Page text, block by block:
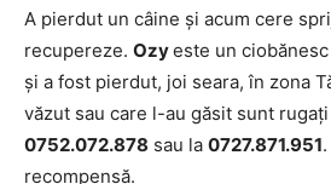
A pierdut un câine şi acum cere
recupereze. Ozyeste un
şi a fost pierdut, joi seara, în zona
văzut sau care l-au găsit sunt
0752.072.878 sau la 0727.871.951
recompensă.